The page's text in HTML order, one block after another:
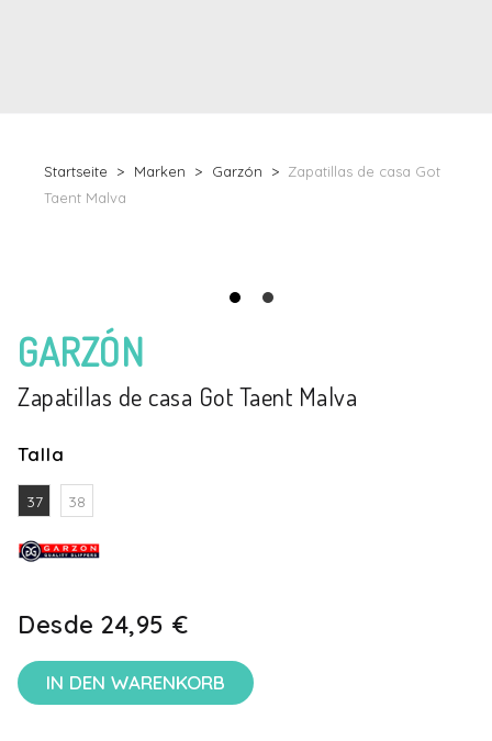
Startseite Marken Garzón
Zapatillas de casa Got
Taent Malva
GARZÓN
Zapatillas de casa Got Taent Malva
Talla
37 38
Desde 24,95 €
IN DEN WARENKORB